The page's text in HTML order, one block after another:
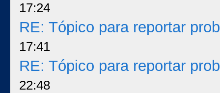
17:24
RE: Tópico para reportar
17:41
RE: Tópico para reportar
22:48